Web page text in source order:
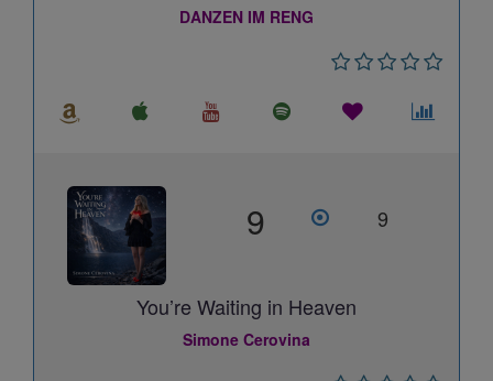
DANZEN IM RENG
9 9
You’re Waiting in Heaven
Simone Cerovina